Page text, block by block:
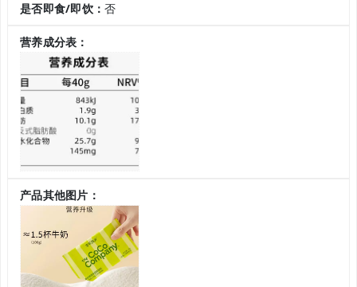
是否即食/即饮：否
营养成分表：
产品其他图片：